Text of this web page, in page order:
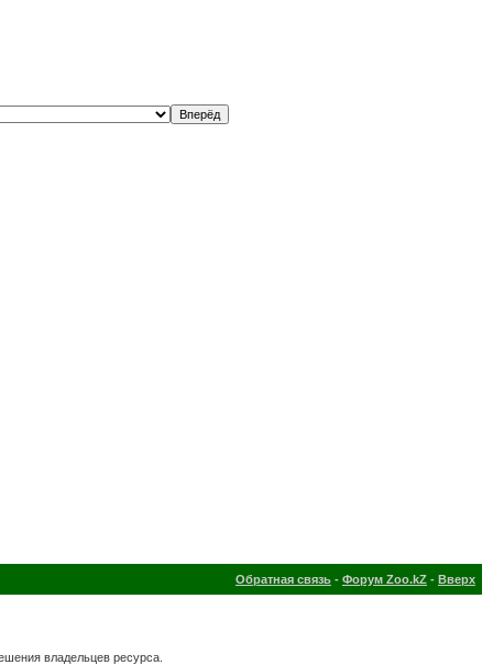
Обратная связь - Форум Zoo.kZ - Вверх
владельцев ресурса.